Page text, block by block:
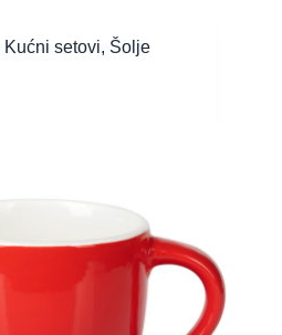
Kućni setovi, Šolje